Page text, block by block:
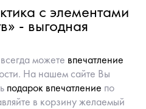
с элементами
- выгодная
можете впечатление
На нашем сайте Вы
подарок впечатление по
в корзину желаемый